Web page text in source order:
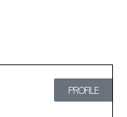
PROFILE